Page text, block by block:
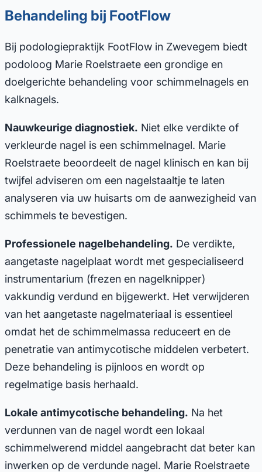
Behandeling bij FootFlow
Bij podologiepraktijk FootFlow in Zwevegem biedt
podoloog Marie Roelstraete een grondige en
doelgerichte behandeling voor schimmelnagels en
kalknagels.
Nauwkeurige diagnostiek. Niet elke verdikte of
verkleurde nagel is een schimmelnagel. Marie
Roelstraete beoordeelt de nagel klinisch en kan bij
twijfel adviseren om een nagelstaaltje te laten
analyseren via uw huisarts om de aanwezigheid van
schimmels te bevestigen.
Professionele nagelbehandeling. De verdikte,
aangetaste nagelplaat wordt met gespecialiseerd
instrumentarium (frezen en nagelknipper)
vakkundig verdund en bijgewerkt. Het verwijderen
van het aangetaste nagelmateriaal is essentieel
omdat het de schimmelmassa reduceert en de
penetratie van antimycotische middelen verbetert.
Deze behandeling is pijnloos en wordt op
regelmatige basis herhaald.
Lokale antimycotische behandeling. Na het
verdunnen van de nagel wordt een lokaal
schimmelwerend middel aangebracht dat beter kan
inwerken op de verdunde nagel. Marie Roelstraete